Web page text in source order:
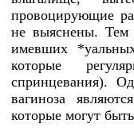
провоцирующие
не выяснены. Тем
имевших
которые
спринцевания).
вагиноза
которые могут